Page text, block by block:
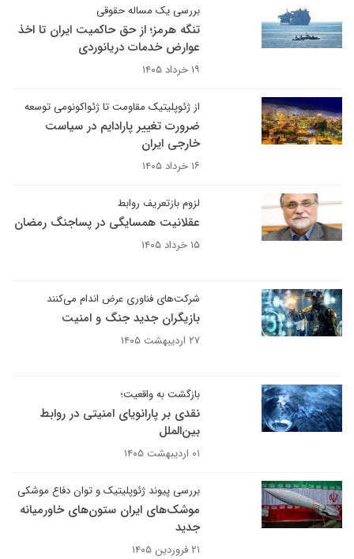
بررسی یک مساله حقوقی
تنگه هرمز؛ از حق حاکمیت ایران تا اخذ
عوارض خدمات دریانوردی
۱۹ خرداد ۱۴۰۵
از ژئوپلیتیک مقاومت تا ژئواکونومی توسعه
ضرورت تغییر پارادایم در سیاست
خارجی ایران
۱۶ خرداد ۱۴۰۵
لزوم بازتعریف روابط
عقلانیت همسایگی در پساجنگ رمضان
۱۵ خرداد ۱۴۰۵
شرکت‌های فناوری عرض اندام می‌کنند
بازیگران جدید جنگ و امنیت
۲۷ اردیبهشت ۱۴۰۵
بازگشت به واقعیت؛
نقدی بر پارانویای امنیتی در روابط
بین‌الملل
۰۱ اردیبهشت ۱۴۰۵
بررسی پیوند ژئوپلیتیک و توان دفاع موشکی
موشک‌های ایران ستون‌های خاورمیانه
جدید
۲۱ فروردین ۱۴۰۵